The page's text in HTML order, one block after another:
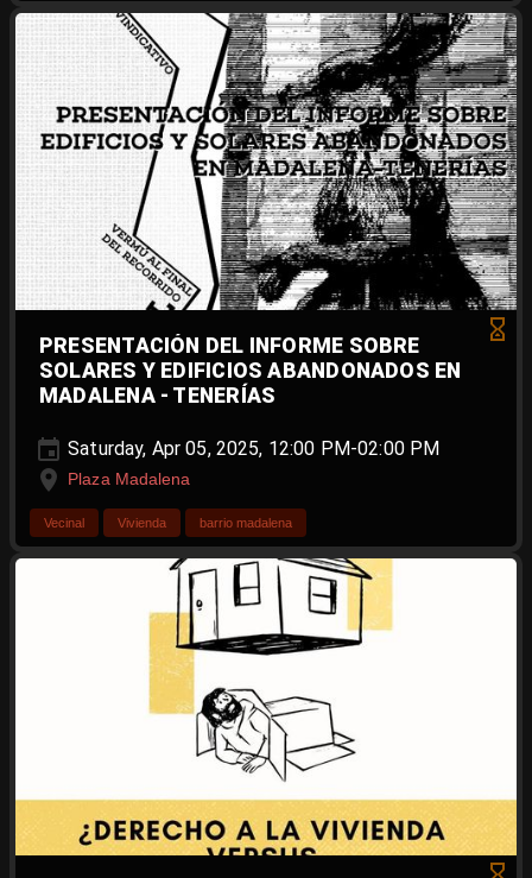
PRESENTACIÓN DEL INFORME SOBRE
SOLARES Y EDIFICIOS ABANDONADOS EN
MADALENA - TENERÍAS
Saturday, Apr 05, 2025, 12:00 PM-02:00 PM
Plaza Madalena
Vecinal Vivienda barrio madalena